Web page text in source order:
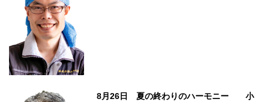
8月26日 夏の終わりのハーモニー 小